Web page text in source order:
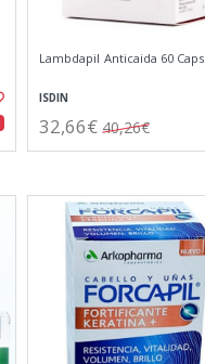
Lambdapil Anticaida 60 Caps
ISDIN
32,66€ 40,26€